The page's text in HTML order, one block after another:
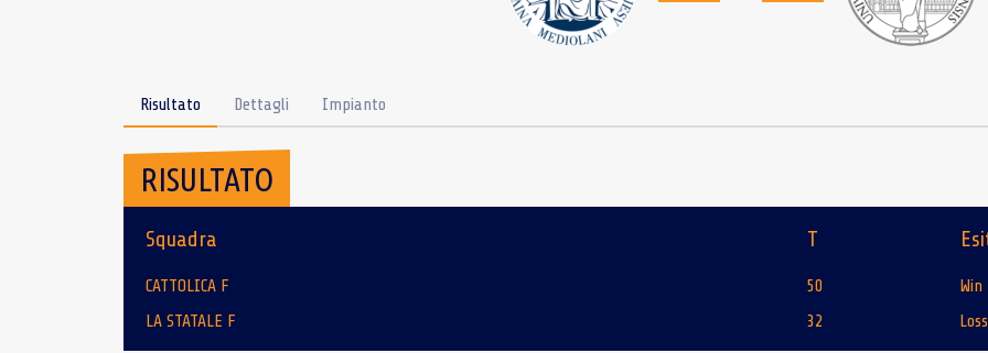
Risultato Dettagli Impianto
RISULTATO
Squadra T
CATTOLICA F 50
Win
LA STATALE F
32 Loss